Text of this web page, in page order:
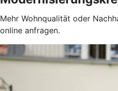
Mehr Wohnqualität oder
online anfragen.